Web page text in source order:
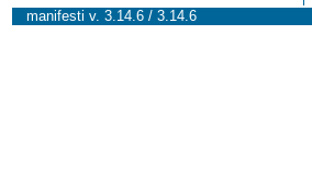
manifesti v. 3.14.6 / 3.14.6